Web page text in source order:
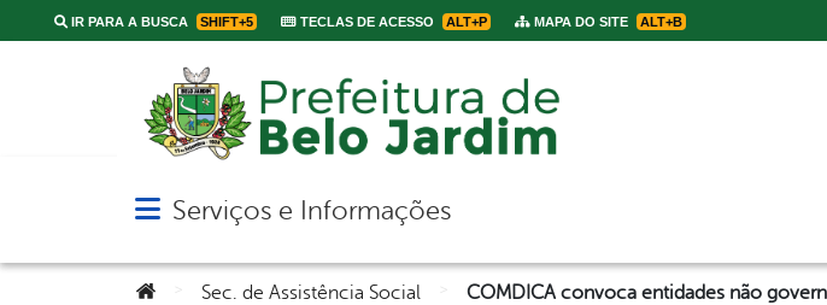
IR PARA A BUSCA SHIFT+5 TECLAS DE ACESSO ALT+P MAPA DO SITE ALT+B
Abrir menu principal de navegação
Serviços e Informações
Você está aqui:Sec. de Assistência Social